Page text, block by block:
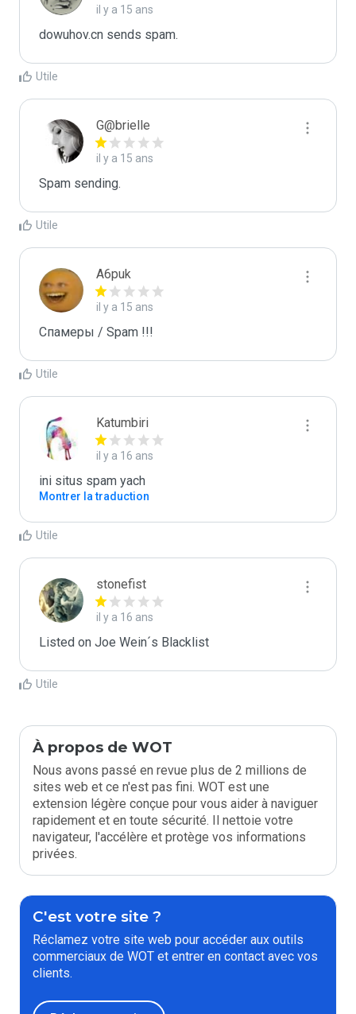
il y a 15 ans
dowuhov.cn sends spam.
Utile
G@brielle
il y a 15 ans
Spam sending.
Utile
A6puk
il y a 15 ans
Спамеры / Spam !!!
Utile
Katumbiri
il y a 16 ans
ini situs spam yach
Montrer la traduction
Utile
stonefist
il y a 16 ans
Listed on Joe Wein´s Blacklist
Utile
À propos de WOT
Nous avons passé en revue plus de 2 millions de
sites web et ce n'est pas fini. WOT est une
extension légère conçue pour vous aider à naviguer
rapidement et en toute sécurité. Il nettoie votre
navigateur, l'accélère et protège vos informations
privées.
C'est votre site ?
Réclamez votre site web pour accéder aux outils
commerciaux de WOT et entrer en contact avec vos
clients.